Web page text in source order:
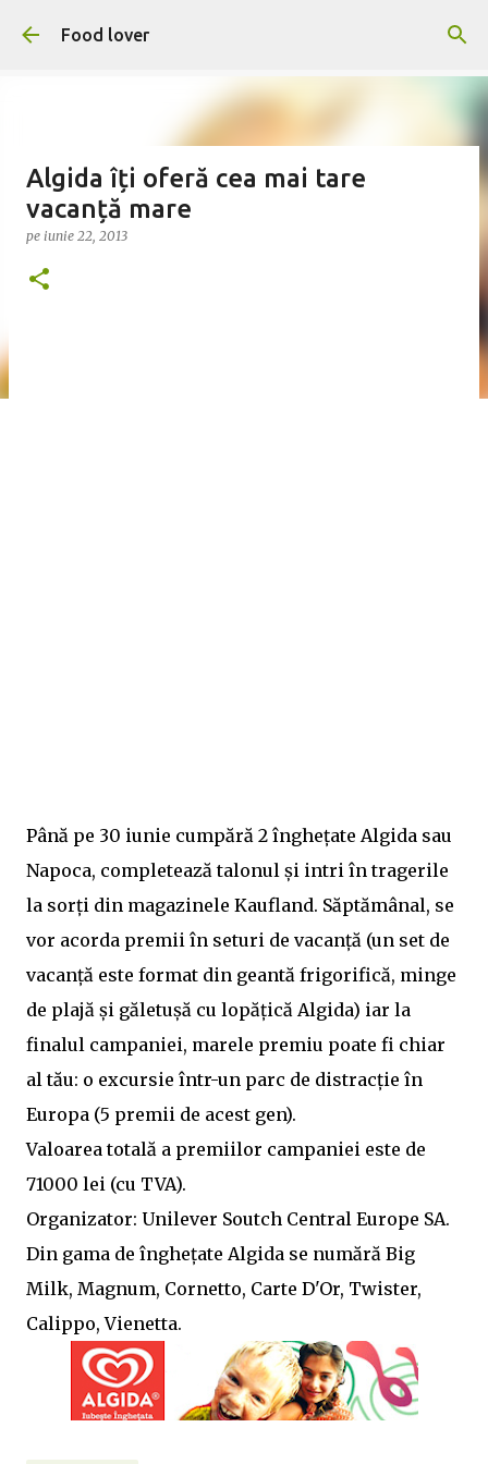
Treceți la conținutul principal
Food lover
Algida îți oferă cea mai tare
vacanță mare
pe iunie 22, 2013
Până pe 30 iunie cumpără 2 înghețate Algida sau
Napoca, completează talonul și intri în tragerile
la sorți din magazinele Kaufland. Săptămânal, se
vor acorda premii în seturi de vacanță (un set de
vacanță este format din geantă frigorifică, minge
de plajă și găletușă cu lopățică Algida) iar la
finalul campaniei, marele premiu poate fi chiar
al tău: o excursie într-un parc de distracție în
Europa (5 premii de acest gen).
Valoarea totală a premiilor campaniei este de
71000 lei (cu TVA).
Organizator: Unilever Soutch Central Europe SA.
Din gama de înghețate Algida se numără Big
Milk, Magnum, Cornetto, Carte D'Or, Twister,
Calippo, Vienetta.